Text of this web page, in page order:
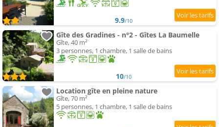
9.9/10
Gîte des Gradines - n°2 - Gîtes La Baumelle
Gîte, 40 m²
3 personnes, 1 chambre, 1 salle de bains
10/10
Location gîte en pleine nature
Gîte, 70 m²
5 personnes, 1 chambre, 1 salle de bains